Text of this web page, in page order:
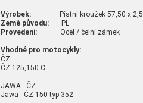
Výrobek: Pístní kroužek 57,50 x 2,5
Země původu: PL
Provedení: Ocel / čelní zámek
Vhodné pro motocykly:
ČZ
ČZ 125,150 C
JAWA - ČZ
Jawa - ČZ 150 typ 352